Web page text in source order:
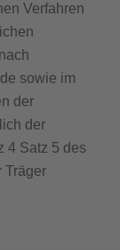
Verfahren
sowie im
der
der
4 Satz 5 des
Träger